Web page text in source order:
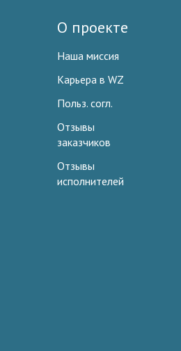
О проекте
Наша миссия
Карьера в WZ
Польз. согл.
Отзывы
заказчиков
Отзывы
исполнителей